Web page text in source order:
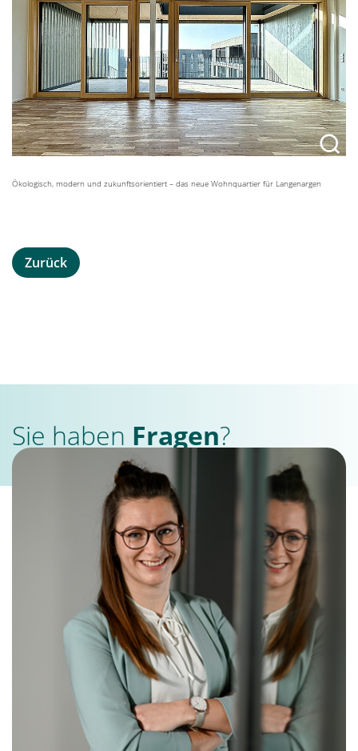
Ökologisch, modern und zukunftsorientiert – das neue Wohnquartier für Langenargen
Zurück
Sie haben Fragen?